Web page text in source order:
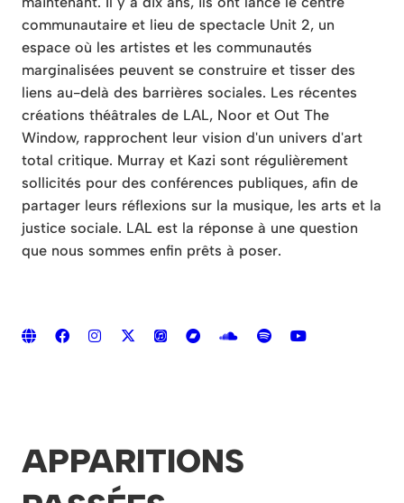
communautaire et lieu de spectacle Unit 2, un
espace où les artistes et les communautés
marginalisées peuvent se construire et tisser des
liens au-delà des barrières sociales. Les récentes
créations théâtrales de LAL, Noor et Out The
Window, rapprochent leur vision d'un univers d'art
total critique. Murray et Kazi sont régulièrement
sollicités pour des conférences publiques, afin de
partager leurs réflexions sur la musique, les arts et la
justice sociale. LAL est la réponse à une question
que nous sommes enfin prêts à poser.
APPARITIONS